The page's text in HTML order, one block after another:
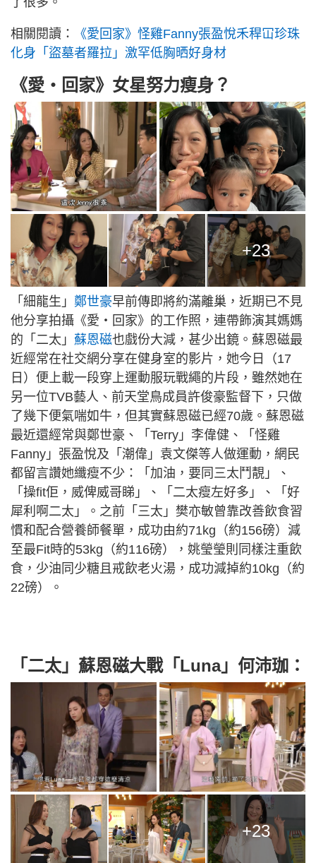
相關閱讀：
《愛回家》怪雞Fanny張盈悅禾稈冚珍珠
化身「盜墓者羅拉」激罕低胸晒好身材
《愛‧回家》女星努力瘦身？
+23
「細龍生」 鄭世豪早前傳即將約滿離巢，近期已不見
他分享拍攝《愛‧回家》的工作照，連帶飾演其媽媽
的「二太」 蘇恩磁也戲份大減，甚少出鏡。蘇恩磁最
近經常在社交網分享在健身室的影片，她今日（17
日）便上載一段穿上運動服玩戰繩的片段，雖然她在
另一位TVB藝人、前天堂鳥成員許俊豪監督下，只做
了幾下便氣喘如牛，但其實蘇恩磁已經70歲。蘇恩磁
最近還經常與鄭世豪、「Terry」李偉健、「怪雞
Fanny」張盈悅及「潮偉」袁文傑等人做運動，網民
都留言讚她纖瘦不少：「加油，要同三太鬥靚」、
「操fit佢，威俾威哥睇」、「二太瘦左好多」、「好
犀利啊二太」。之前「三太」樊亦敏曾靠改善飲食習
慣和配合營養師餐單，成功由約71kg（約156磅）減
至最Fit時的53kg（約116磅），姚瑩瑩則同樣注重飲
食，少油同少糖且戒飲老火湯，成功減掉約10kg（約
22磅）。
「二太」蘇恩磁大戰「Luna」 何沛珈：
+23